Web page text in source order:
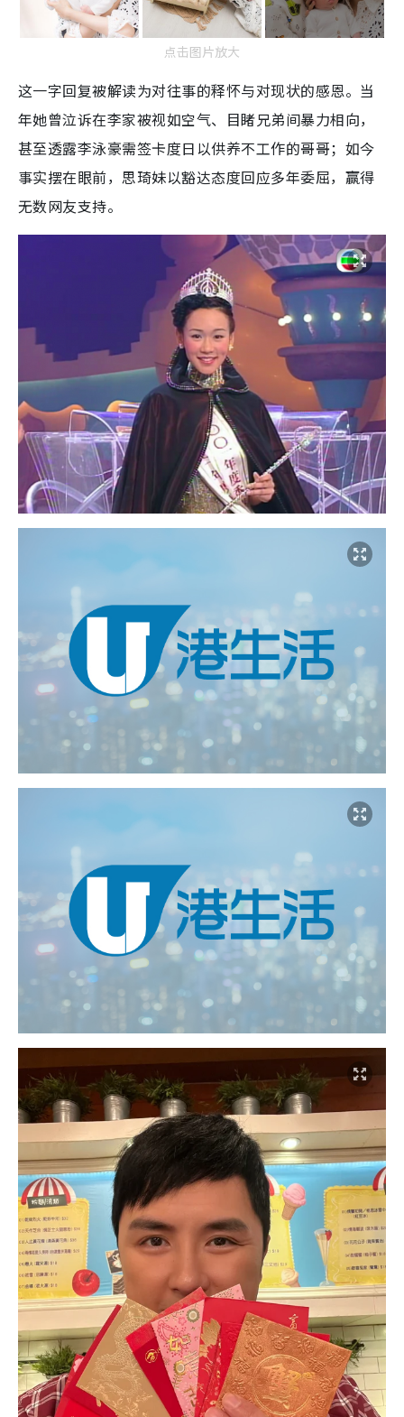
点击图片放大
这一字回复被解读为对往事的释怀与对现状的感恩。当
年她曾泣诉在李家被视如空气、目睹兄弟间暴力相向，
甚至透露李泳豪需签卡度日以供养不工作的哥哥；如今
事实摆在眼前，思琦妹以豁达态度回应多年委屈，赢得
无数网友支持。